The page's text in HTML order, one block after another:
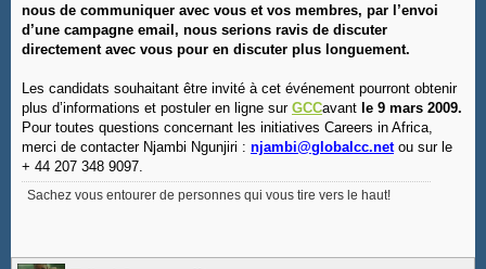
nous de communiquer avec vous et vos membres, par l’envoi
d’une campagne email, nous serions ravis de discuter
directement avec vous pour en discuter plus longuement.
Les candidats souhaitant être invité à cet événement pourront obtenir
plus d’informations et postuler en ligne sur GCCavant le 9 mars 2009.
Pour toutes questions concernant les initiatives Careers in Africa,
merci de contacter Njambi Ngunjiri : njambi@globalcc.netou sur le
+ 44 207 348 9097.
Sachez vous entourer de personnes qui vous tire vers le haut!